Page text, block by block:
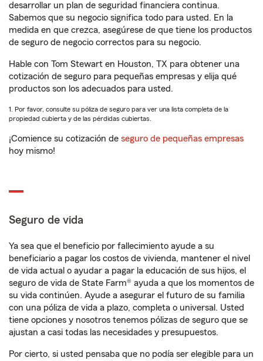
desarrollar un plan de seguridad financiera continua.
Sabemos que su negocio significa todo para usted. En la
medida en que crezca, asegúrese de que tiene los productos
de seguro de negocio correctos para su negocio.
Hable con Tom Stewart en Houston, TX para obtener una
cotización de seguro para pequeñas empresas y elija qué
productos son los adecuados para usted.
1. Por favor, consulte su póliza de seguro para ver una lista completa de la
propiedad cubierta y de las pérdidas cubiertas.
¡Comience su cotización de seguro de pequeñas empresas
hoy mismo!
Seguro de vida
Ya sea que el beneficio por fallecimiento ayude a su
beneficiario a pagar los costos de vivienda, mantener el nivel
de vida actual o ayudar a pagar la educación de sus hijos, el
seguro de vida de State Farm® ayuda a que los momentos de
su vida continúen. Ayude a asegurar el futuro de su familia
con una póliza de vida a plazo, completa o universal. Usted
tiene opciones y nosotros tenemos pólizas de seguro que se
ajustan a casi todas las necesidades y presupuestos.
Por cierto, si usted pensaba que no podía ser elegible para un